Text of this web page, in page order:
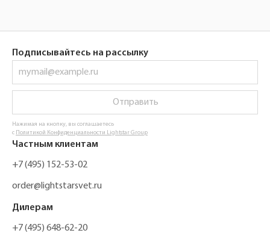
Подписывайтесь на рассылку
Отправить
Нажимая на кнопку, вы соглашаетесь
с Политикой Конфиденциальности Lightstar Group
Частным клиентам
+7 (495) 152-53-02
order@lightstarsvet.ru
Дилерам
+7 (495) 648-62-20